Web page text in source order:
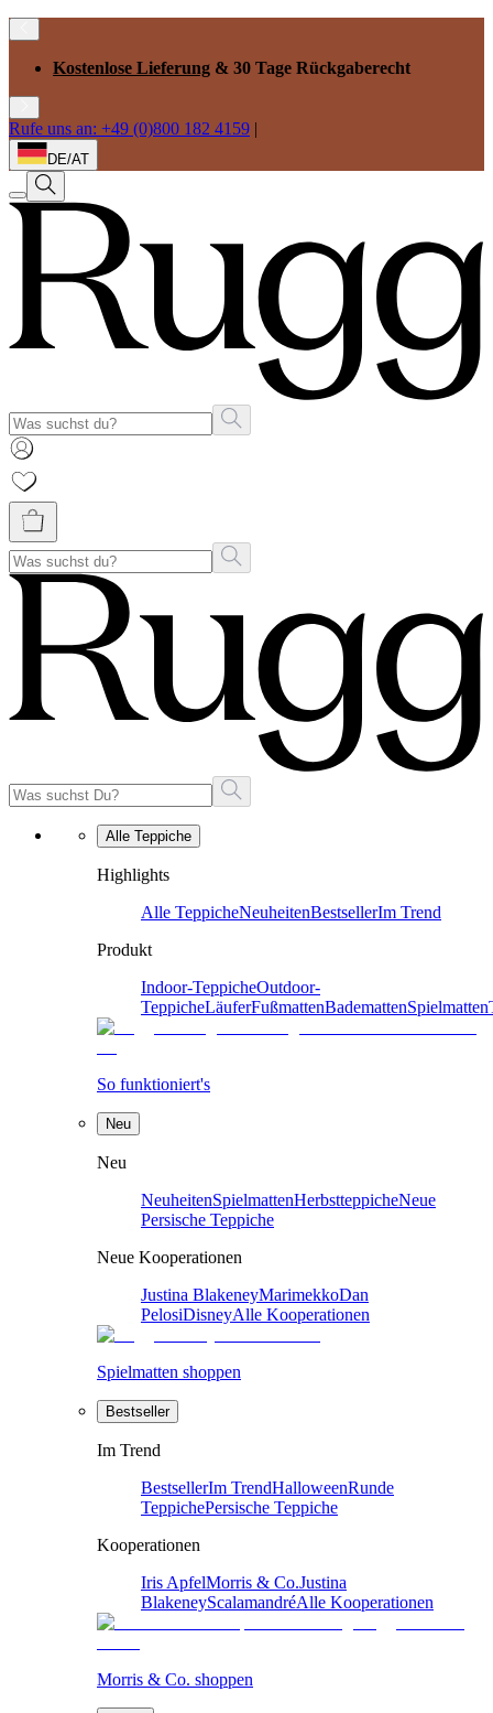
Kostenlose Lieferung & 30 Tage Rückgaberecht
Rufe uns an: +49 (0)800 182 4159 |
DE/AT
Alle Teppiche
Highlights
Alle TeppicheNeuheitenBestsellerIm Trend
Produkt
Indoor-TeppicheOutdoor-
TeppicheLäuferFußmattenBademattenSpielmatten
So funktioniert's
Neu
Neu
NeuheitenSpielmattenHerbstteppicheNeue
Persische Teppiche
Neue Kooperationen
Justina BlakeneyMarimekkoDan
PelosiDisneyAlle Kooperationen
Spielmatten shoppen
Bestseller
Im Trend
BestsellerIm TrendHalloweenRunde
TeppichePersische Teppiche
Kooperationen
Iris ApfelMorris & Co.Justina
BlakeneyScalamandréAlle Kooperationen
Morris & Co. shoppen